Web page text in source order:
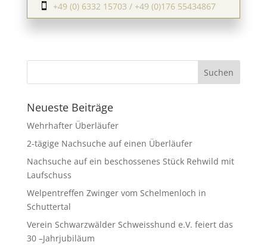
 +49 (0) 6332 15703 / +49 (0)176 55434867
Neueste Beiträge
Wehrhafter Überläufer
2-tägige Nachsuche auf einen Überläufer
Nachsuche auf ein beschossenes Stück Rehwild mit
Laufschuss
Welpentreffen Zwinger vom Schelmenloch in
Schuttertal
Verein Schwarzwälder Schweisshund e.V. feiert das
30 –Jahrjubiläum